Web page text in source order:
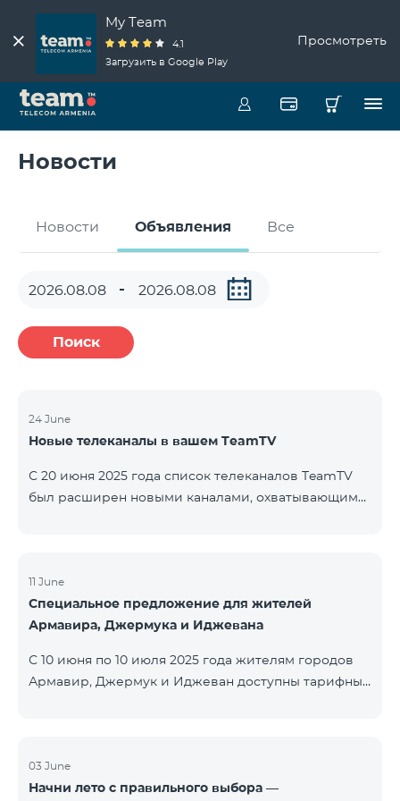
My Team
4.1
Загрузить в Google Play
Просмотреть
Новости
Новости Объявления Все
Поиск
24 June
Новые телеканалы в вашем TeamTV
С 20 июня 2025 года список телеканалов TeamTV
был расширен новыми каналами, охватывающими
Russian Информационный 230 AMEDIA Фильмы 231
AMEDIA 2 Фильмы 232 AMEDIA HIT Фильмы 233
11 June
Специальное предложение для жителей
Армавира, Джермука и Иджевана
С 10 июня по 10 июля 2025 года жителям городов
Армавир, Джермук и Иджеван доступны тарифные
предоставляется 50% скидка на первые 6 месяцев
при условии годовой подписки (12 месяцев).
03 June
Начни лето с правильного выбора —